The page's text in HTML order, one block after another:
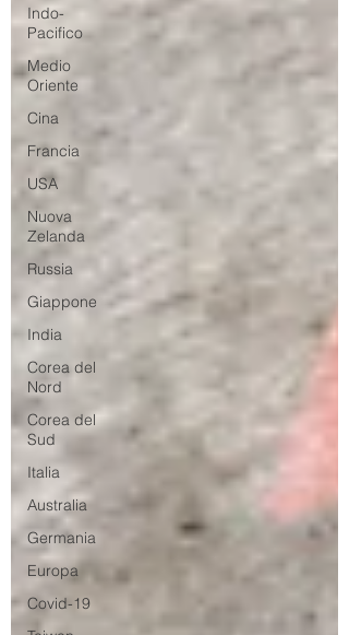
Indo-
Pacifico
Medio
Oriente
Cina
Francia
USA
Nuova
Zelanda
Russia
Giappone
India
Corea del
Nord
Corea del
Sud
Italia
Australia
Germania
Europa
Covid-19